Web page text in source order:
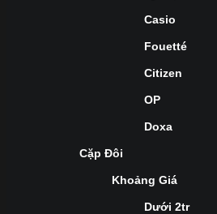
Casio
Fouetté
Citizen
OP
Doxa
Cặp Đôi
Khoảng Giá
Dưới 2tr